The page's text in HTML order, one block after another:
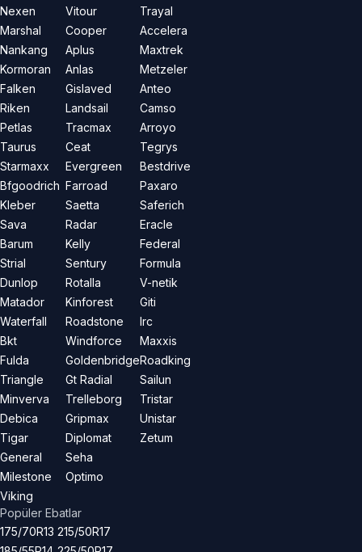
Nexen
Marshal
Nankang
Kormoran
Falken
Riken
Petlas
Taurus
Starmaxx
Bfgoodrich
Kleber
Sava
Barum
Strial
Dunlop
Matador
Waterfall
Bkt
Fulda
Triangle
Minverva
Debica
Tigar
General
Milestone
Viking
Vitour
Cooper
Aplus
Anlas
Gislaved
Landsail
Tracmax
Ceat
Evergreen
Farroad
Saetta
Radar
Kelly
Sentury
Rotalla
Kinforest
Roadstone
Windforce
Goldenbridge
Gt Radial
Trelleborg
Gripmax
Diplomat
Seha
Optimo
Trayal
Accelera
Maxtrek
Metzeler
Anteo
Camso
Arroyo
Tegrys
Bestdrive
Paxaro
Saferich
Eracle
Federal
Formula
V-netik
Giti
Irc
Maxxis
Roadking
Sailun
Tristar
Unistar
Zetum
Popüler Ebatlar
175/70R13 215/50R17